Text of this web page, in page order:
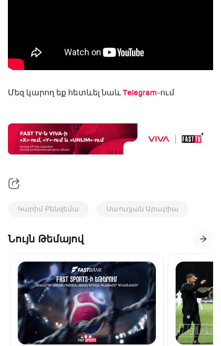
Մեզ կարող եք հետևել նաև Telegram-ում
Կարիմ Բենզեմա Սաուդյան Արաբիա
Նույն Թեմայով